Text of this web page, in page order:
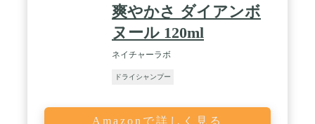
爽やかさ ダイアンボ
ヌール 120ml
ネイチャーラボ
ドライシャンプー
Amazonで詳しく見る